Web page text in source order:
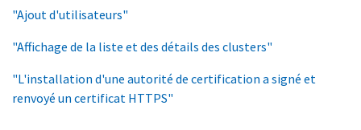
"Ajout d'utilisateurs"
"Affichage de la liste et des détails des clusters"
"L'installation d'une autorité de certification a signé et
renvoyé un certificat HTTPS"